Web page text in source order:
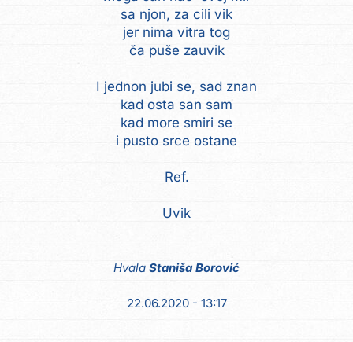
sa njon, za cili vik
jer nima vitra tog
ča puše zauvik
I jednon jubi se, sad znan
kad osta san sam
kad more smiri se
i pusto srce ostane
Ref.
Hvala Staniša Borović
22.06.2020 - 13:17